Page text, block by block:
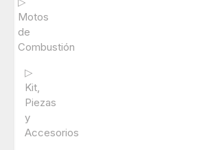
Motos
de
Combustión
▷
Kit,
Piezas
y
Accesorios